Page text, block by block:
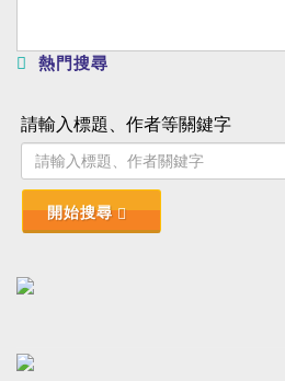
熱門搜尋
請輸入標題、作者等關鍵字
開始搜尋